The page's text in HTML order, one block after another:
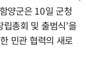
양군은 10일 군청
총회 및 출범식’을
민관 협력의 새로